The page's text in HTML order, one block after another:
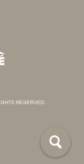
RESERVED.